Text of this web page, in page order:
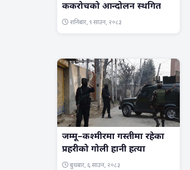
ककरोचको आन्दोलन स्थगित
शनिबार, ९ साउन, २०८३
जम्मू–कश्मीरमा गस्तीमा रहेका
प्रहरीको गोली हानी हत्या
बुधबार, ६ साउन, २०८३